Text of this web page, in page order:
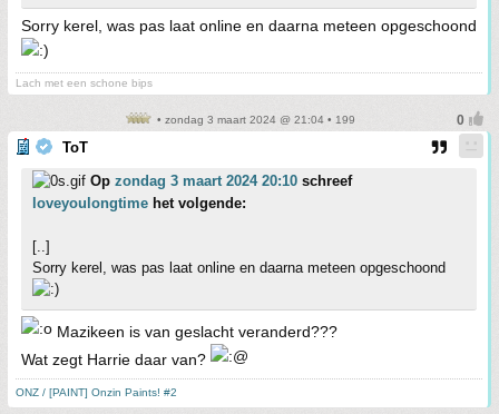
Sorry kerel, was pas laat online en daarna meteen opgeschoond
Lach met een schone bips
• zondag 3 maart 2024 @ 21:04 • 199
ToT
Op zondag 3 maart 2024 20:10 schreef
loveyoulongtime het volgende:
[..]
Sorry kerel, was pas laat online en daarna meteen opgeschoond
Mazikeen is van geslacht veranderd???
Wat zegt Harrie daar van?
ONZ / [PAINT] Onzin Paints! #2